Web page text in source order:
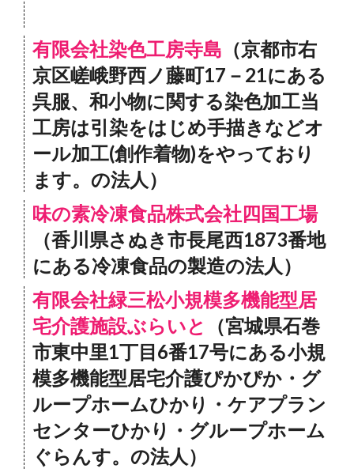
有限会社染色工房寺島 （京都市右
京区嵯峨野西ノ藤町17－21にある
呉服、和小物に関する染色加工当
工房は引染をはじめ手描きなどオ
ール加工(創作着物)をやっており
ます。の法人）
味の素冷凍食品株式会社四国工場
（香川県さぬき市長尾西1873番地
にある冷凍食品の製造の法人）
有限会社緑三松小規模多機能型居
宅介護施設ぶらいと
（宮城県石巻
市東中里1丁目6番17号にある小規
模多機能型居宅介護ぴかぴか・グ
ループホームひかり・ケアプラン
センターひかり・グループホーム
ぐらんす。の法人）